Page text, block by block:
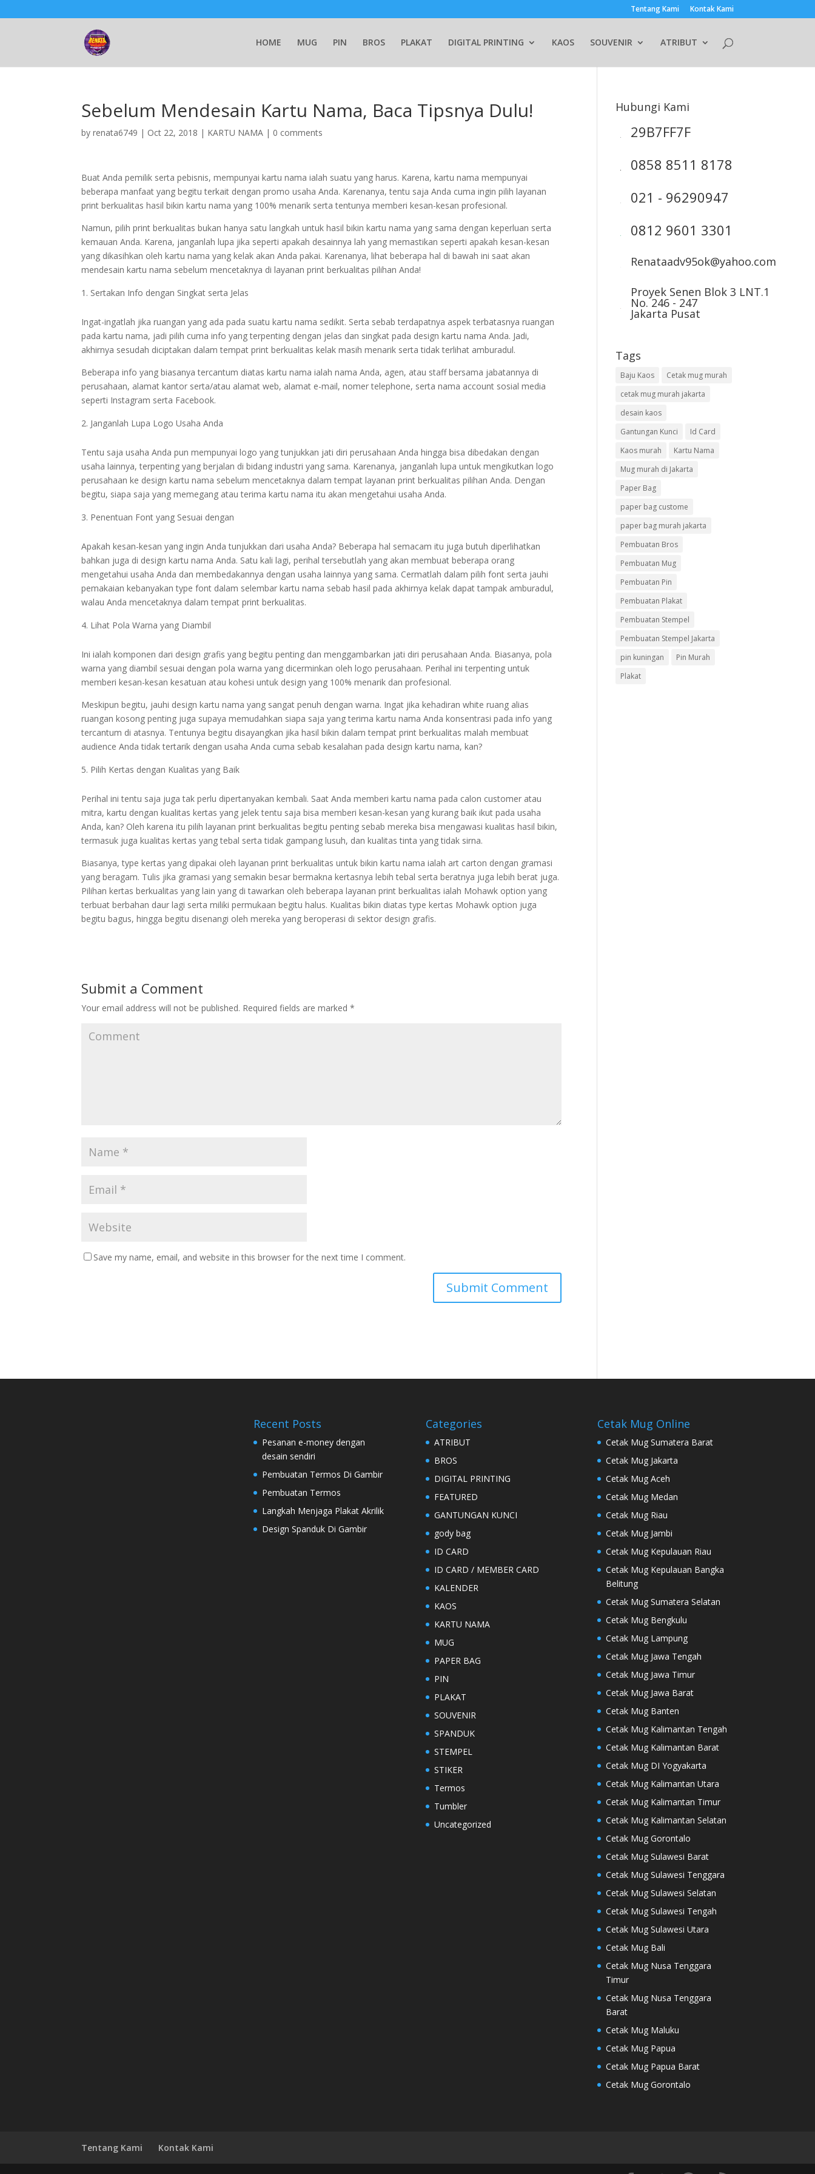
Tentang Kami Kontak Kami
HOME MUG PIN BROS PLAKAT DIGITAL PRINTING KAOS SOUVENIR ATRIBUT
Sebelum Mendesain Kartu Nama, Baca Tipsnya Dulu!
byrenata6749 | Oct 22, 2018 | KARTU NAMA | 0 comments
Buat Anda pemilik serta pebisnis, mempunyai kartu nama ialah suatu yang harus. Karena, kartu nama mempunyai
beberapa manfaat yang begitu terkait dengan promo usaha Anda. Karenanya, tentu saja Anda cuma ingin pilih layanan
print berkualitas hasil bikin kartu nama yang 100% menarik serta tentunya memberi kesan-kesan profesional.
Namun, pilih print berkualitas bukan hanya satu langkah untuk hasil bikin kartu nama yang sama dengan keperluan serta
kemauan Anda. Karena, janganlah lupa jika seperti apakah desainnya lah yang memastikan seperti apakah kesan-kesan
yang dikasihkan oleh kartu nama yang kelak akan Anda pakai. Karenanya, lihat beberapa hal di bawah ini saat akan
mendesain kartu nama sebelum mencetaknya di layanan print berkualitas pilihan Anda!
Sertakan Info dengan Singkat serta Jelas
Ingat-ingatlah jika ruangan yang ada pada suatu kartu nama sedikit. Serta sebab terdapatnya aspek terbatasnya ruangan
pada kartu nama, jadi pilih cuma info yang terpenting dengan jelas dan singkat pada design kartu nama Anda. Jadi,
akhirnya sesudah diciptakan dalam tempat print berkualitas kelak masih menarik serta tidak terlihat amburadul.
Beberapa info yang biasanya tercantum diatas kartu nama ialah nama Anda, agen, atau staff bersama jabatannya di
perusahaan, alamat kantor serta/atau alamat web, alamat e-mail, nomer telephone, serta nama account sosial media
seperti Instagram serta Facebook.
Janganlah Lupa Logo Usaha Anda
Tentu saja usaha Anda pun mempunyai logo yang tunjukkan jati diri perusahaan Anda hingga bisa dibedakan dengan
usaha lainnya, terpenting yang berjalan di bidang industri yang sama. Karenanya, janganlah lupa untuk mengikutkan logo
perusahaan ke design kartu nama sebelum mencetaknya dalam tempat layanan print berkualitas pilihan Anda. Dengan
begitu, siapa saja yang memegang atau terima kartu nama itu akan mengetahui usaha Anda.
Penentuan Font yang Sesuai dengan
Apakah kesan-kesan yang ingin Anda tunjukkan dari usaha Anda? Beberapa hal semacam itu juga butuh diperlihatkan
bahkan juga di design kartu nama Anda. Satu kali lagi, perihal tersebutlah yang akan membuat beberapa orang
mengetahui usaha Anda dan membedakannya dengan usaha lainnya yang sama. Cermatlah dalam pilih font serta jauhi
pemakaian kebanyakan type font dalam selembar kartu nama sebab hasil pada akhirnya kelak dapat tampak amburadul,
walau Anda mencetaknya dalam tempat print berkualitas.
Lihat Pola Warna yang Diambil
Ini ialah komponen dari design grafis yang begitu penting dan menggambarkan jati diri perusahaan Anda. Biasanya, pola
warna yang diambil sesuai dengan pola warna yang dicerminkan oleh logo perusahaan. Perihal ini terpenting untuk
memberi kesan-kesan kesatuan atau kohesi untuk design yang 100% menarik dan profesional.
Meskipun begitu, jauhi design kartu nama yang sangat penuh dengan warna. Ingat jika kehadiran white ruang alias
ruangan kosong penting juga supaya memudahkan siapa saja yang terima kartu nama Anda konsentrasi pada info yang
tercantum di atasnya. Tentunya begitu disayangkan jika hasil bikin dalam tempat print berkualitas malah membuat
audience Anda tidak tertarik dengan usaha Anda cuma sebab kesalahan pada design kartu nama, kan?
Pilih Kertas dengan Kualitas yang Baik
Perihal ini tentu saja juga tak perlu dipertanyakan kembali. Saat Anda memberi kartu nama pada calon customer atau
mitra, kartu dengan kualitas kertas yang jelek tentu saja bisa memberi kesan-kesan yang kurang baik ikut pada usaha
Anda, kan? Oleh karena itu pilih layanan print berkualitas begitu penting sebab mereka bisa mengawasi kualitas hasil bikin,
termasuk juga kualitas kertas yang tebal serta tidak gampang lusuh, dan kualitas tinta yang tidak sirna.
Biasanya, type kertas yang dipakai oleh layanan print berkualitas untuk bikin kartu nama ialah art carton dengan gramasi
yang beragam. Tulis jika gramasi yang semakin besar bermakna kertasnya lebih tebal serta beratnya juga lebih berat juga.
Pilihan kertas berkualitas yang lain yang di tawarkan oleh beberapa layanan print berkualitas ialah Mohawk option yang
terbuat berbahan daur lagi serta miliki permukaan begitu halus. Kualitas bikin diatas type kertas Mohawk option juga
begitu bagus, hingga begitu disenangi oleh mereka yang beroperasi di sektor design grafis.
Submit a Comment
Your email address will not be published. Required fields are marked*
Save my name, email, and website in this browser for the next time I comment.
Hubungi Kami
29B7FF7F
0858 8511 8178
021 - 96290947
0812 9601 3301
Renataadv95ok@yahoo.com
Proyek Senen Blok 3 LNT.1
No. 246 - 247
Jakarta Pusat
Tags
Baju Kaos
Cetak mug murah
cetak mug murah jakarta
desain kaos
Gantungan Kunci
Id Card
Kaos murah
Kartu Nama
Mug murah di Jakarta
Paper Bag
paper bag custome
paper bag murah jakarta
Pembuatan Bros
Pembuatan Mug
Pembuatan Pin
Pembuatan Plakat
Pembuatan Stempel
Pembuatan Stempel Jakarta
pin kuningan
Pin Murah
Plakat
Recent Posts
Pesanan e-money dengan
desain sendiri
Pembuatan Termos Di Gambir
Pembuatan Termos
Langkah Menjaga Plakat Akrilik
Design Spanduk Di Gambir
Categories
ATRIBUT
BROS
DIGITAL PRINTING
FEATURED
GANTUNGAN KUNCI
gody bag
ID CARD
ID CARD / MEMBER CARD
KALENDER
KAOS
KARTU NAMA
MUG
PAPER BAG
PIN
PLAKAT
SOUVENIR
SPANDUK
STEMPEL
STIKER
Termos
Tumbler
Uncategorized
Cetak Mug Online
Cetak Mug Sumatera Barat
Cetak Mug Jakarta
Cetak Mug Aceh
Cetak Mug Medan
Cetak Mug Riau
Cetak Mug Jambi
Cetak Mug Kepulauan Riau
Cetak Mug Kepulauan Bangka
Belitung
Cetak Mug Sumatera Selatan
Cetak Mug Bengkulu
Cetak Mug Lampung
Cetak Mug Jawa Tengah
Cetak Mug Jawa Timur
Cetak Mug Jawa Barat
Cetak Mug Banten
Cetak Mug Kalimantan Tengah
Cetak Mug Kalimantan Barat
Cetak Mug DI Yogyakarta
Cetak Mug Kalimantan Utara
Cetak Mug Kalimantan Timur
Cetak Mug Kalimantan Selatan
Cetak Mug Gorontalo
Cetak Mug Sulawesi Barat
Cetak Mug Sulawesi Tenggara
Cetak Mug Sulawesi Selatan
Cetak Mug Sulawesi Tengah
Cetak Mug Sulawesi Utara
Cetak Mug Bali
Cetak Mug Nusa Tenggara
Timur
Cetak Mug Nusa Tenggara
Barat
Cetak Mug Maluku
Cetak Mug Papua
Cetak Mug Papua Barat
Cetak Mug Gorontalo
Tentang Kami Kontak Kami